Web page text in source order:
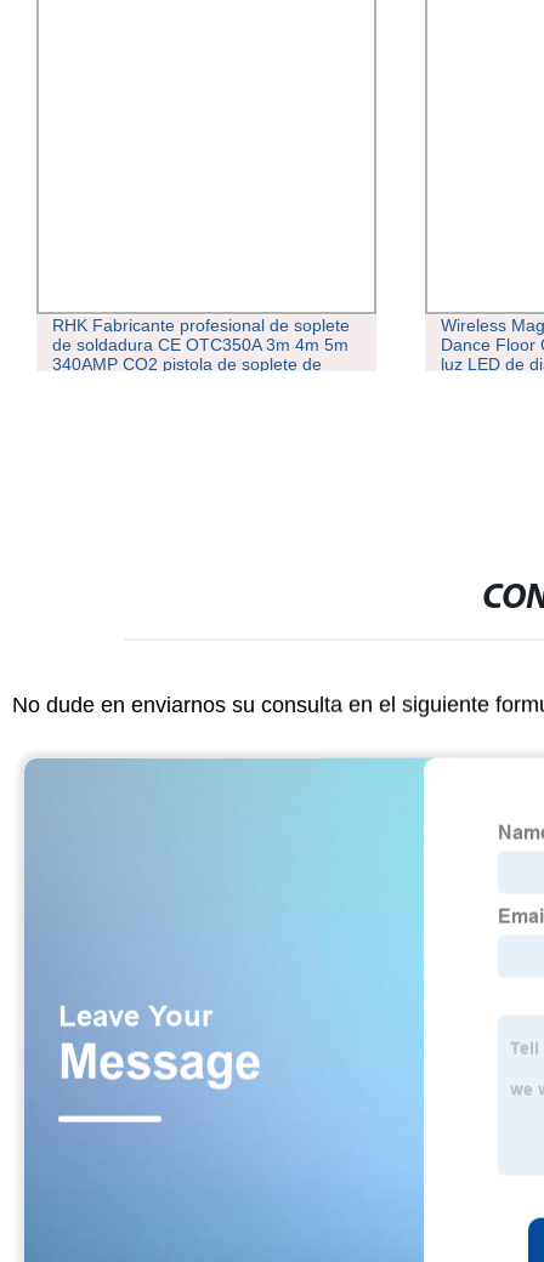
RHK Fabricante profesional de soplete
de soldadura CE OTC350A 3m 4m 5m
340AMP CO2 pistola de soplete de
Wireless
Dance Floor
luz LED de
No dude en enviarnos su consulta en el siguiente